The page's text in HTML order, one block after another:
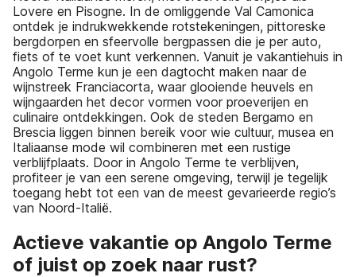
Lovere en Pisogne. In de omliggende Val Camonica
ontdek je indrukwekkende rotstekeningen, pittoreske
bergdorpen en sfeervolle bergpassen die je per auto,
fiets of te voet kunt verkennen. Vanuit je vakantiehuis in
Angolo Terme kun je een dagtocht maken naar de
wijnstreek Franciacorta, waar glooiende heuvels en
wijngaarden het decor vormen voor proeverijen en
culinaire ontdekkingen. Ook de steden Bergamo en
Brescia liggen binnen bereik voor wie cultuur, musea en
Italiaanse mode wil combineren met een rustige
verblijfplaats. Door in Angolo Terme te verblijven,
profiteer je van een serene omgeving, terwijl je tegelijk
toegang hebt tot een van de meest gevarieerde regio’s
van Noord-Italië.
Actieve vakantie op Angolo Terme
of juist op zoek naar rust?